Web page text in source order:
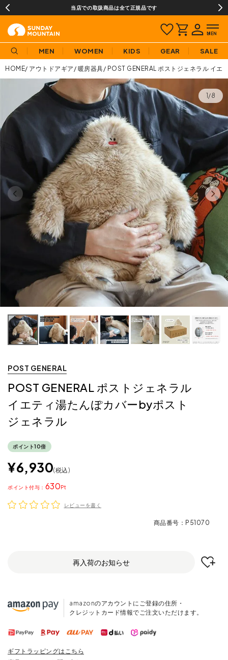
当店での取扱商品は全て正規品です
MEN WOMEN KIDS GEAR SALE
HOME アウトドアギア 暖房器具 POST GENERAL ポストジェネラル イエ
1/8
POST GENERAL
POST GENERAL ポストジェネラル
イエティ湯たんぽカバーbyポスト
ジェネラル
ポイント10倍
¥6,930 税込
630
ポイント
レビューを書く
商品番号 P51070
再入荷のお知らせ
amazonのアカウントにご登録の住所・
クレジットカード情報でご注文いただけます。
ギフトラッピングはこちら